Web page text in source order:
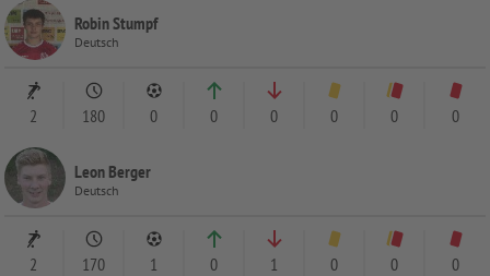
Robin Stumpf
Deutsch
2 180 0 0 0 0 0 0
Leon Berger
Deutsch
2 170 1 0 1 0 0 0